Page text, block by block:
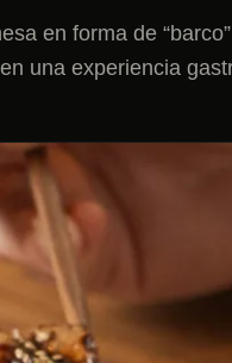
en forma de
una experiencia